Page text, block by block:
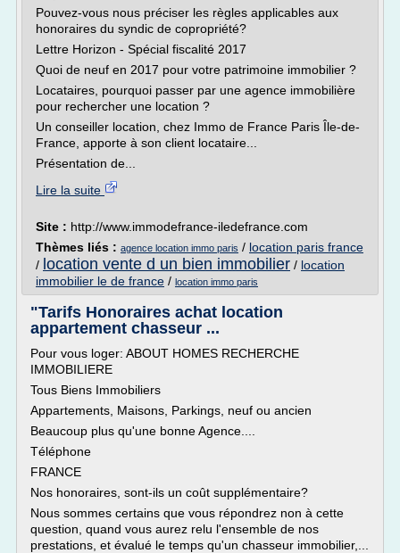
Pouvez-vous nous préciser les règles applicables aux
honoraires du syndic de copropriété?
Lettre Horizon - Spécial fiscalité 2017
Quoi de neuf en 2017 pour votre patrimoine immobilier ?
Locataires, pourquoi passer par une agence immobilière
pour rechercher une location ?
Un conseiller location, chez Immo de France Paris Île-de-
France, apporte à son client locataire...
Présentation de...
Lire la suite
Site : http://www.immodefrance-iledefrance.com
Thèmes liés : agence location immo paris / location paris france
/ location vente d un bien immobilier / location
immobilier le de france / location immo paris
"Tarifs Honoraires achat location
appartement chasseur ...
Pour vous loger: ABOUT HOMES RECHERCHE
IMMOBILIERE
Tous Biens Immobiliers
Appartements, Maisons, Parkings, neuf ou ancien
Beaucoup plus qu'une bonne Agence....
Téléphone
FRANCE
Nos honoraires, sont-ils un coût supplémentaire?
Nous sommes certains que vous répondrez non à cette
question, quand vous aurez relu l'ensemble de nos
prestations, et évalué le temps qu'un chasseur immobilier,...